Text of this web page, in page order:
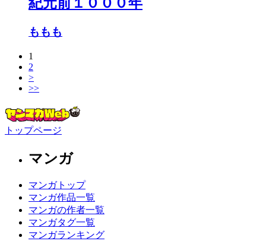
ももも
1
2
>
>>
トップページ
マンガ
マンガトップ
マンガ作品一覧
マンガの作者一覧
マンガタグ一覧
マンガランキング